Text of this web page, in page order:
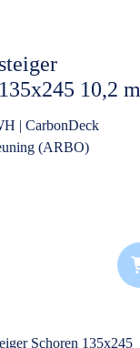
10,2 m
incl.
DeLuxe
| CarbonDeck
(ARBO)